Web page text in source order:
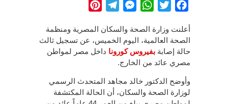
Facebook
Twitter
WhatsApp
Messenger
Telegram
أعلنت وزارة الصحة والسكان المصرية ومنظمة
الصحة العالمية، اليوم الخميس، عن تسجيل ثالث
حالة إصابة بفيروس كورونا داخل مصر لمواطن
مصري عائد من الخارج.
وأوضح الدكتور خالد مجاهد المتحدث الرسمي
لوزارة الصحة والسكان، أن الحالة المكتشفة